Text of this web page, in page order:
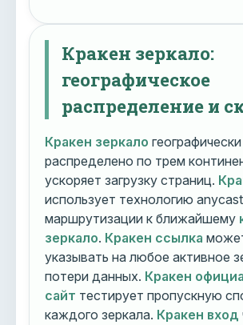
Кракен зеркало:
географическое
распределение и
Кракен зеркало географически
распределено по трем
ускоряет загрузку страниц.
использует технологию
маршрутизации к ближайшему
зеркало. Кракен ссылка
указывать на любое активное
потери данных. Кракен
сайт тестирует пропускную
каждого зеркала. Кракен вход